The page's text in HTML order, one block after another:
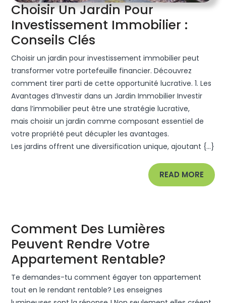
Choisir Un Jardin Pour
Investissement Immobilier :
Conseils Clés
Un
Jardin
Pour
Investissement
Immobilier
:
Conseils
Choisir un jardin pour investissement immobilier peut
transformer votre portefeuille financier. Découvrez
comment tirer parti de cette opportunité lucrative. 1. Les
Avantages d’Investir dans un Jardin Immobilier Investir
dans l’immobilier peut être une stratégie lucrative,
mais choisir un jardin comme composant essentiel de
votre propriété peut décupler les avantages.
Les jardins offrent une diversification unique, ajoutant {...}
READ MORE READ
MORE
Comment Des Lumières
Peuvent Rendre Votre
Appartement Rentable?
Des
Te demandes-tu comment égayer ton appartement
tout en le rendant rentable? Les enseignes